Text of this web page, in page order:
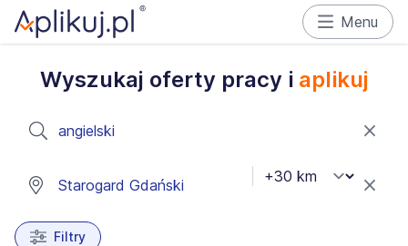
Menu
Wyszukaj oferty pracy i aplikuj
Filtry